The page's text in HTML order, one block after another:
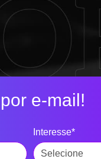
e-mail!
Interesse*